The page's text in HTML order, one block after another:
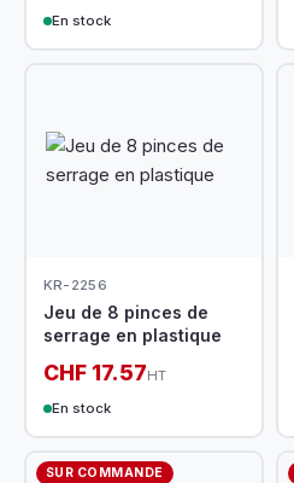
En stock
KR-2256
Jeu de 8 pinces de
serrage en plastique
CHF 17.57HT
En stock
SUR COMMANDE